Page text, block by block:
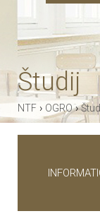
Študij
NTF › OGRO›